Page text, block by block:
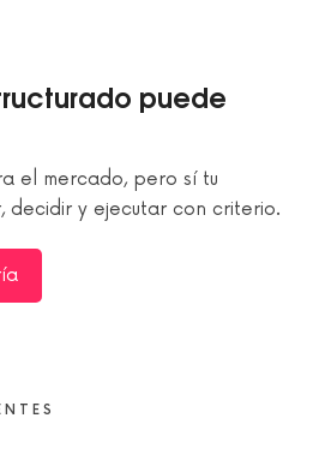
puede
el mercado, pero sí tu
decidir y ejecutar con criterio.